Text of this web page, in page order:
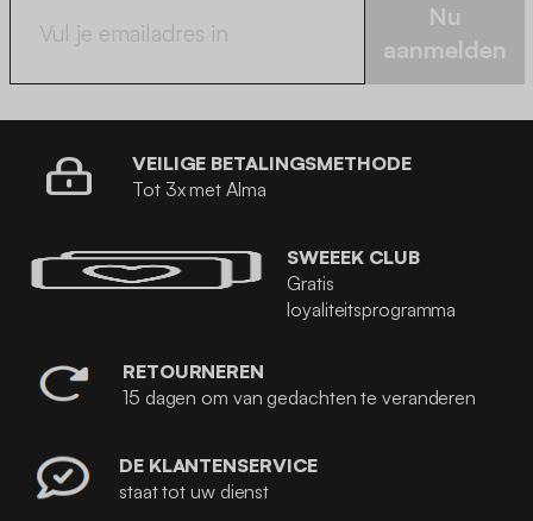
Nu
aanmelden
VEILIGE BETALINGSMETHODE
Tot 3x met Alma
SWEEEK CLUB
Gratis
loyaliteitsprogramma
RETOURNEREN
15 dagen om van gedachten te veranderen
DE KLANTENSERVICE
staat tot uw dienst